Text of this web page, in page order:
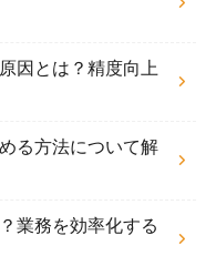
因とは？精度向上
る方法について解
業務を効率化する